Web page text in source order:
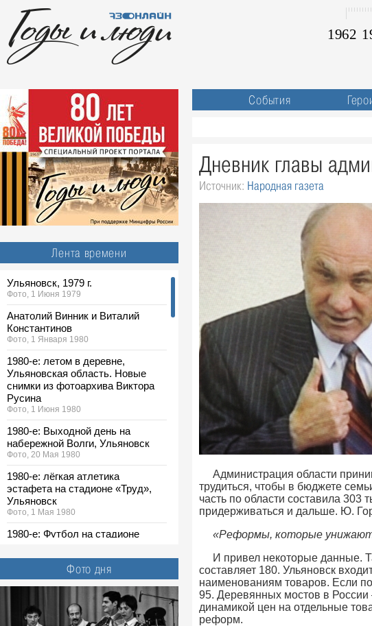
1962
Лента времени
Ульяновск, 1979 г.
Фото, 1 Июня 1979
Анатолий Винник и Виталий
Константинов
Фото, 1 Января 1980
1980-е: летом в деревне,
Ульяновская область. Новые
снимки из фотоархива Виктора
Русина
Фото, 1 Июня 1980
1980-е: Выходной день на
набережной Волги, Ульяновск
Фото, 20 Мая 1980
1980-е: лёгкая атлетика
эстафета на стадионе «Труд»,
Ульяновск
Фото, 1 Мая 1980
1980-е: Футбол на стадионе
Фото, 1 Мая 1980
1980-е: выставка ДОСААФ,
Ульяновск. Новые снимки из
фотоархива Виктора Русина
Фото, 1 Мая 1980
Фото дня
События
Дневник главы
Источник: Народная газета
Администрация области
трудиться, чтобы в бюджете
часть по области составила 303
придерживаться и дальше. Ю.
«Реформы, которые
И привел некоторые данные.
составляет 180. Ульяновск
наименованиям товаров. Если
95. Деревянных мостов в
динамикой цен на отдельные
реформ.